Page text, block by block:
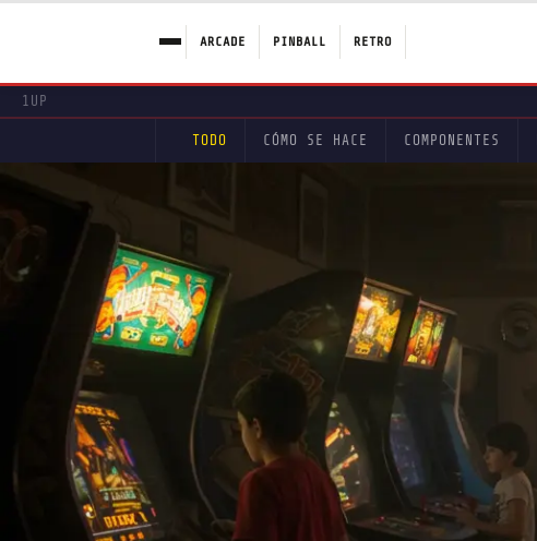
ARCADE PINBALL RETRO
1UP
TODO CÓMO SE HACE COMPONENTES